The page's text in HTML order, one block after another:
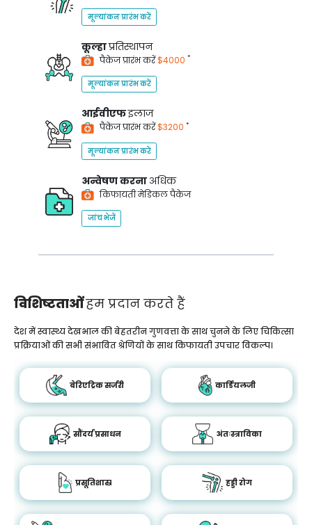
मूल्यांकन प्रारंभ करें
कूल्हाप्रतिस्थापन
पैकेज प्रारंभ करें$4000 *
मूल्यांकन प्रारंभ करें
आईवीएफइलाज
पैकेज प्रारंभ करें$3200 *
मूल्यांकन प्रारंभ करें
अन्वेषण करना अधिक
किफायती मेडिकल पैकेज
जांच भेजें
विशिष्टताओंहम प्रदान करते हैं
देश में स्वास्थ्य देखभाल की बेहतरीन गुणवत्ता के साथ चुनने के लिए चिकित्सा
प्रक्रियाओं की सभी संभावित श्रेणियों के साथ किफायती उपचार विकल्प।
बेरिएट्रिक सर्जरी कार्डियलजी
सौंदर्य प्रसाधन अंतःस्त्राविका
प्रसूतिशास्र हड्डी रोग